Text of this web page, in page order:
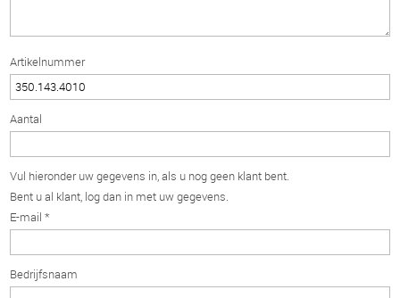
Artikelnummer
Aantal
Vul hieronder uw gegevens in, als u nog geen klant bent.
Bent u al klant, log dan in met uw gegevens.
E-mail *
Bedrijfsnaam